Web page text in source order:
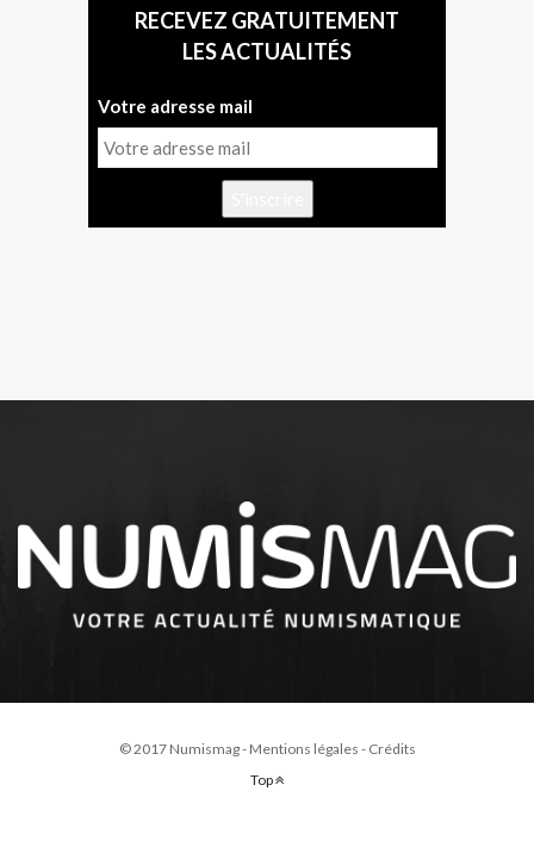
RECEVEZ GRATUITEMENT
LES ACTUALITÉS
Votre adresse mail
© 2017 Numismag - Mentions légales - Crédits
Top